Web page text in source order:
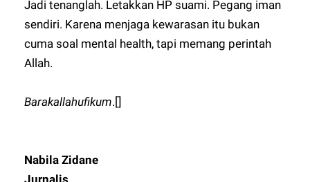
Jadi tenanglah. Letakkan HP suami. Pegang iman
sendiri. Karena menjaga kewarasan itu bukan
cuma soal mental health, tapi memang perintah
Allah.
Barakallahufikum.[]
Nabila Zidane
Jurnalis